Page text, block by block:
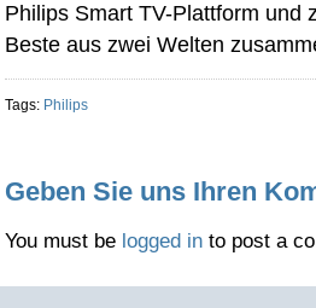
Philips Smart TV-Plattform und
Beste aus zwei Welten
Tags: Philips
Geben Sie uns Ihren
You must be logged in to post a